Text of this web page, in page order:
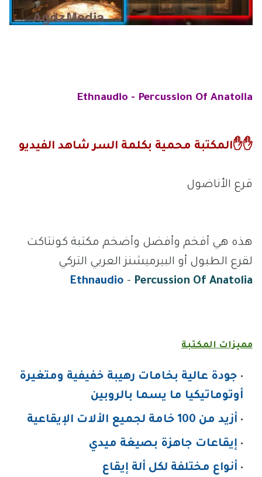
Ethnaudio - Percussion Of Anatolia
✋✋المكتبة محمية بكلمة السر شاهد الفيديو
قرع الأناضول
هذه هي أفخم وأفضل وأضخم مكتبة كونتاكت
لقرع الطبول أو البيرميشنز العربي التركي
Ethnaudio - Percussion Of Anatolia
مميزات المكتبة
جودة عالية بخامات رهيبة خفيفية ومتغيرة
أوتوماتيكيا ما يسما بالروبين
أزيد من 100 خامة لجميع الألات الإيقاعية
إيقاعات جاهزة بصيغة ميدي
أنواع مختلفة لكل ألة إيقاع